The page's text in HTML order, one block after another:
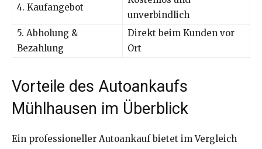
4. Kaufangebot
unverbindlich
5. Abholung &
Bezahlung
Direkt beim Kunden vor
Ort
Vorteile des Autoankaufs
Mühlhausen im Überblick
Ein professioneller Autoankauf bietet im Vergleich